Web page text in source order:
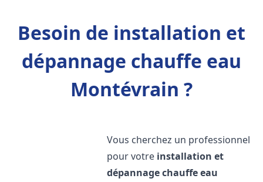
Besoin de installation et
dépannage chauffe eau
Montévrain ?
Vous cherchez un professionnel
pour votre installation et
dépannage chauffe eau